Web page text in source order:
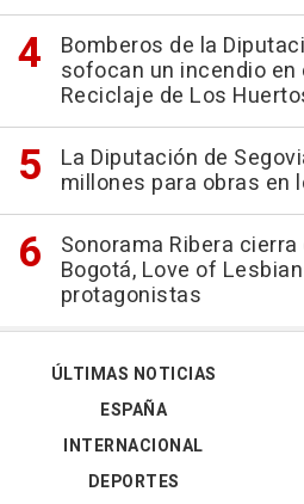
Bomberos de la
sofocan un incendio en
Reciclaje de Los
La Diputación de
millones para obras en
Sonorama Ribera
Bogotá, Love of
protagonistas
ÚLTIMAS NOTICIAS
ESPAÑA
INTERNACIONAL
DEPORTES